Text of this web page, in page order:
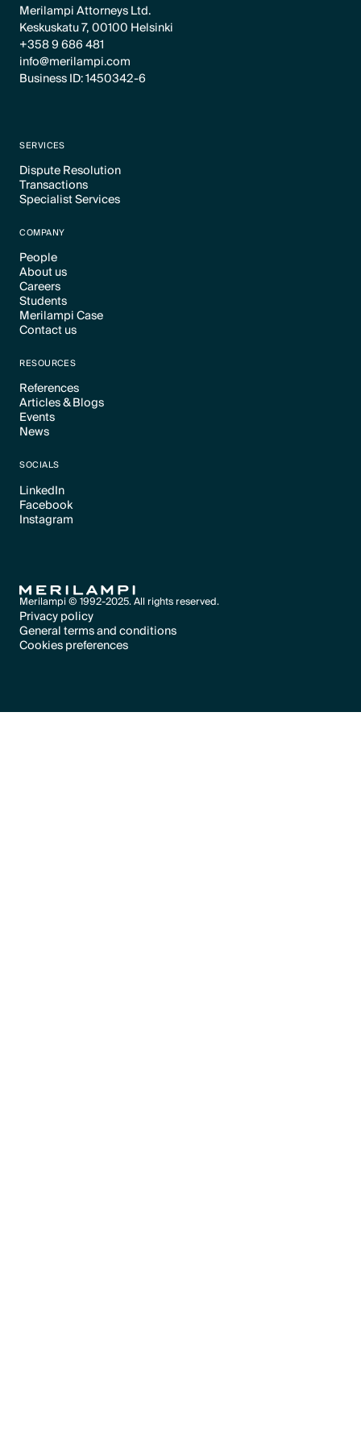
Merilampi Attorneys Ltd.
Keskuskatu 7, 00100 Helsinki
+358 9 686 481
info@merilampi.com
Business ID: 1450342-6
SERVICES
Dispute Resolution
Text Link
Transactions
Text Link
Specialist Services
COMPANY
People
Text Link
About us
Text Link
Careers
Text Link
Students
Text Link
Merilampi Case
Text Link
Contact us
RESOURCES
References
Text Link
Articles & Blogs
Text Link
Events
Text Link
News
SOCIALS
LinkedIn
Text Link
Facebook
Text Link
Instagram
Merilampi © 1992-2025. All rights reserved.
Privacy policy
Text Link
General terms and conditions
Text Link
Cookies preferences